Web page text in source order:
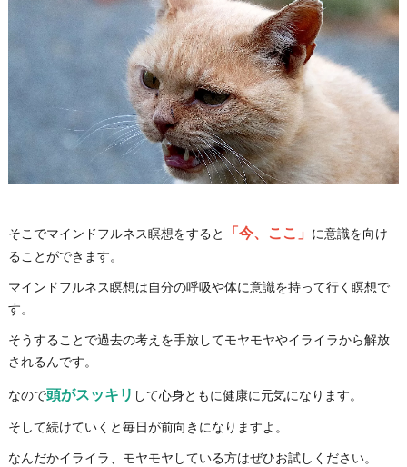
そこでマインドフルネス瞑想をすると 「今、ここ」 に意識を向け
ることができます。
マインドフルネス瞑想は自分の呼吸や体に意識を持って行く瞑想で
す。
そうすることで過去の考えを手放してモヤモヤやイライラから解放
されるんです。
なので頭がスッキリ して心身ともに健康に元気になります。
そして続けていくと毎日が前向きになりますよ。
なんだかイライラ、モヤモヤしている方はぜひお試しください。